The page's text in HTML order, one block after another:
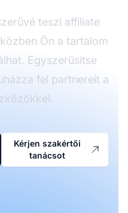
teszi affiliate
Ön a tartalom
Egyszerűsítse
fel partnereit a
Kérjen szakértői
tanácsot